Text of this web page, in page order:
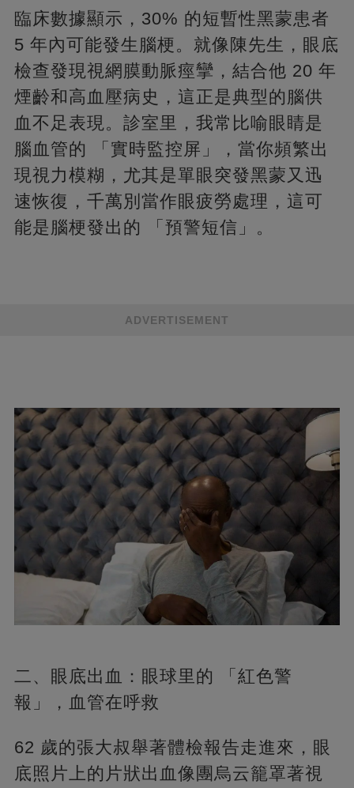
臨床數據顯示，30% 的短暫性黑蒙患者
5 年內可能發生腦梗。就像陳先生，眼底
檢查發現視網膜動脈痙攣，結合他 20 年
煙齡和高血壓病史，這正是典型的腦供
血不足表現。診室里，我常比喻眼睛是
腦血管的 「實時監控屏」，當你頻繁出
現視力模糊，尤其是單眼突發黑蒙又迅
速恢復，千萬別當作眼疲勞處理，這可
能是腦梗發出的 「預警短信」。
ADVERTISEMENT
二、眼底出血：眼球里的 「紅色警
報」，血管在呼救
62 歲的張大叔舉著體檢報告走進來，眼
底照片上的片狀出血像團烏云籠罩著視